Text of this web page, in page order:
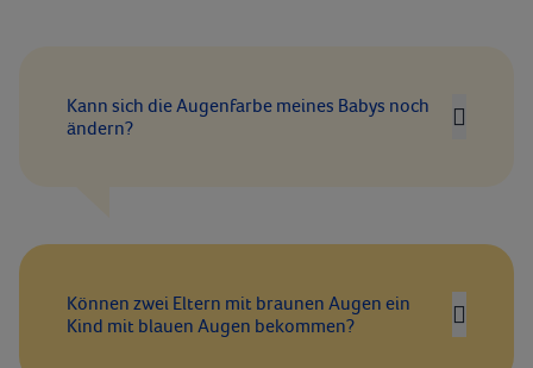
Kann sich die Augenfarbe meines Babys noch
ändern?
Können zwei Eltern mit braunen Augen ein
Kind mit blauen Augen bekommen?